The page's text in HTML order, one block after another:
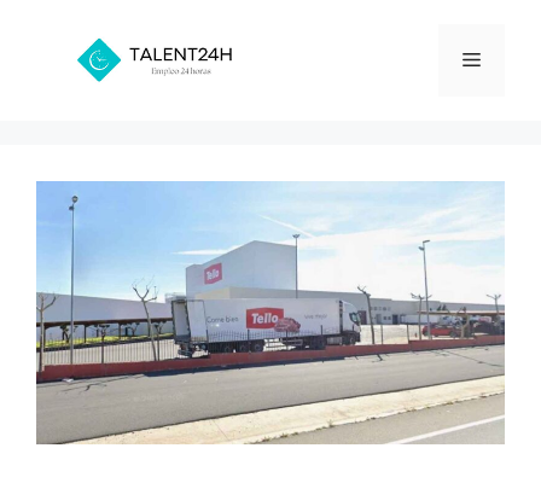
contenido
Menú